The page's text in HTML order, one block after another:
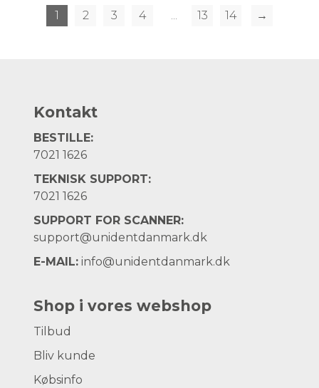
1 2 3 4 ... 13 14 →
Kontakt
BESTILLE:
7021 1626
TEKNISK SUPPORT:
7021 1626
SUPPORT FOR SCANNER:
support@unidentdanmark.dk
E-MAIL: info@unidentdanmark.dk
Shop i vores webshop
Tilbud
Bliv kunde
Købsinfo